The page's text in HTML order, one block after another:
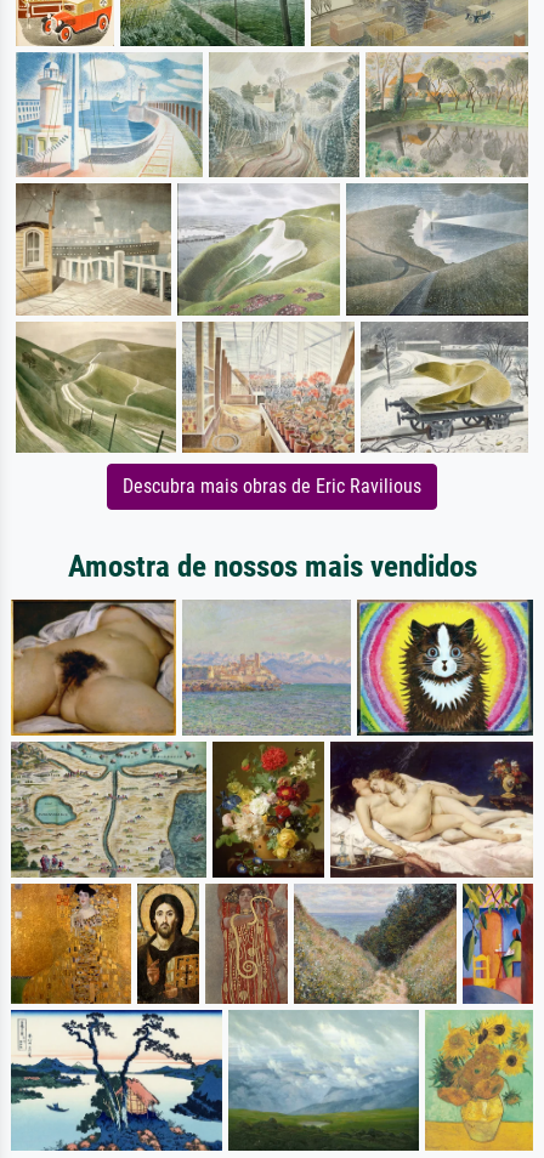
Descubra mais obras de Eric Ravilious
Amostra de nossos mais vendidos